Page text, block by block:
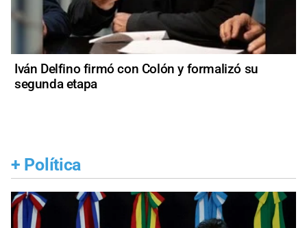
Iván Delfino firmó con Colón y formalizó su
segunda etapa
+ Política